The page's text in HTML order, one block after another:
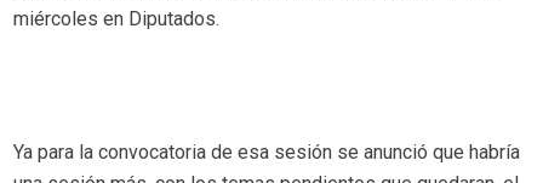
miércoles en Diputados.
Ya para la convocatoria de esa sesión se anunció que habría